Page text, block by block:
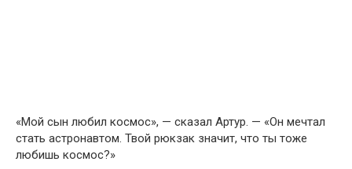
«Мой сын любил космос», — сказал Артур. — «Он мечтал
стать астронавтом. Твой рюкзак значит, что ты тоже
любишь космос?»